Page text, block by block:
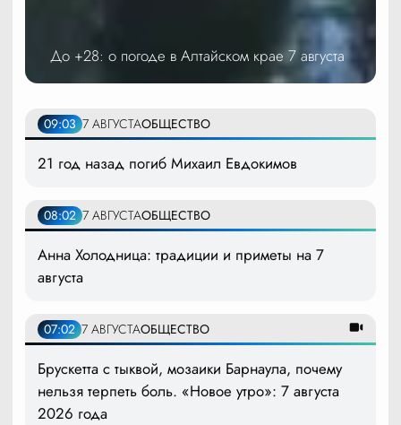
До +28: о погоде в Алтайском крае 7 августа
09:03 7 АВГУСТАОБЩЕСТВО
21 год назад погиб Михаил Евдокимов
08:02 7 АВГУСТАОБЩЕСТВО
Анна Холодница: традиции и приметы на 7
августа
07:02 7 АВГУСТАОБЩЕСТВО
Брускетта с тыквой, мозаики Барнаула, почему
нельзя терпеть боль. «Новое утро»: 7 августа
2026 года